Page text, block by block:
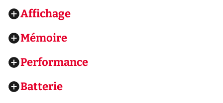
Affichage
Mémoire
Performance
Batterie